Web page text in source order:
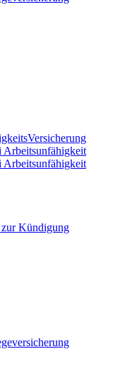
Arbeitsunfähigkeit
Arbeitsunfähigkeit
Kündigung